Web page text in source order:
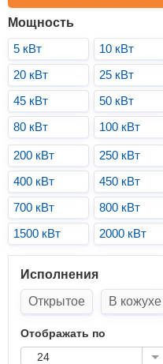
Мощность
5 кВт
10 кВт
20 кВт
25 кВт
45 кВт
50 кВт
80 кВт
100 кВт
200 кВт 250 кВт
400 кВт
450 кВт
700 кВт
800 кВт
1500 кВт
2000 кВт
Исполнения
Открытое
В кожухе
Отображать по
24